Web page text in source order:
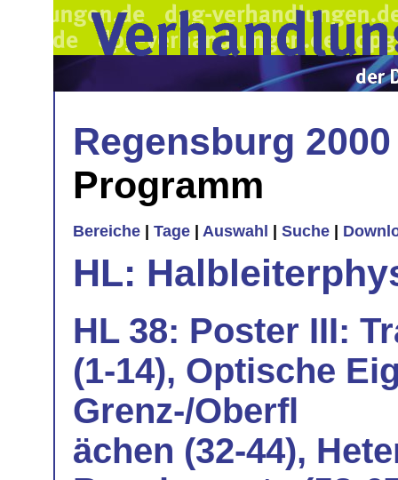
Regensburg 2000
Programm
Bereiche Tage Auswahl Suche
HL:
HL 38: Poster III:
(1-14), Optische
Grenz-/Oberfl
ächen (32-44),